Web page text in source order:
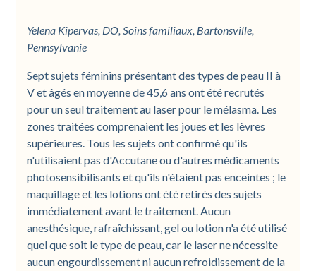
Yelena Kipervas, DO, Soins familiaux, Bartonsville,
Pennsylvanie
Sept sujets féminins présentant des types de peau II à
V et âgés en moyenne de 45,6 ans ont été recrutés
pour un seul traitement au laser pour le mélasma. Les
zones traitées comprenaient les joues et les lèvres
supérieures. Tous les sujets ont confirmé qu'ils
n'utilisaient pas d'Accutane ou d'autres médicaments
photosensibilisants et qu'ils n'étaient pas enceintes ; le
maquillage et les lotions ont été retirés des sujets
immédiatement avant le traitement. Aucun
anesthésique, rafraîchissant, gel ou lotion n'a été utilisé
quel que soit le type de peau, car le laser ne nécessite
aucun engourdissement ni aucun refroidissement de la